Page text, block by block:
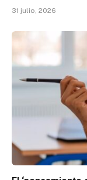
31 julio, 2026